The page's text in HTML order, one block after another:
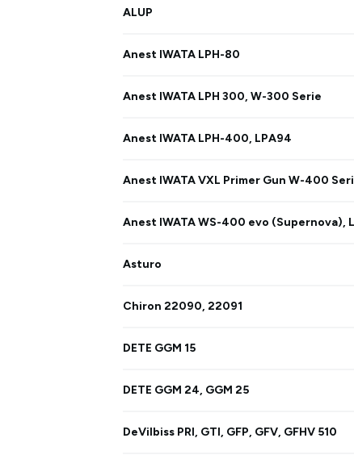
ALUP
Anest IWATA LPH-80
Anest IWATA LPH 300, W-300 Serie
Anest IWATA LPH-400, LPA94
Anest IWATA VXL Primer Gun W-400
Anest IWATA WS-400 evo (Supernova),
Asturo
Chiron 22090, 22091
DETE GGM 15
DETE GGM 24, GGM 25
DeVilbiss PRI, GTI, GFP, GFV, GFHV 510